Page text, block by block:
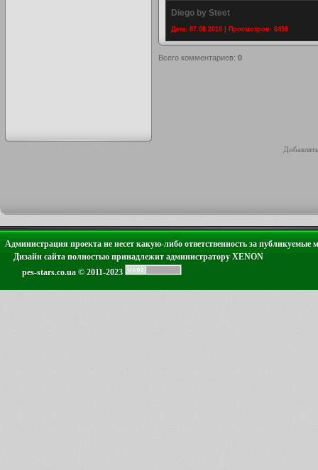
Diego by Steet
Дата: 07.08.2016 | Просмотров: 6458
Всего комментариев: 0
Администрация проекта не несет какую-либо ответственность за публикуемые
Дизайн сайта полностью принадлежит администратору XENON
pes-stars.co.ua © 2011-2023